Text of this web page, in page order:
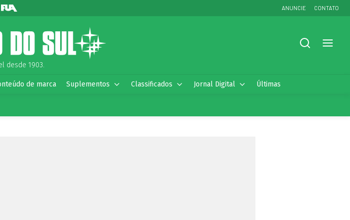
ANUNCIE CONTATO
desde 1903.
de marca Suplementos Classificados Jornal Digital Últimas